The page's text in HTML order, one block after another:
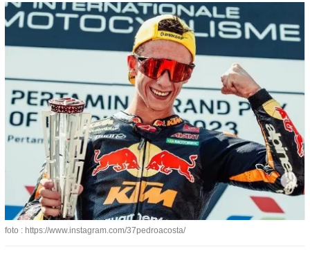
foto : https://www.instagram.com/37pedroacosta/